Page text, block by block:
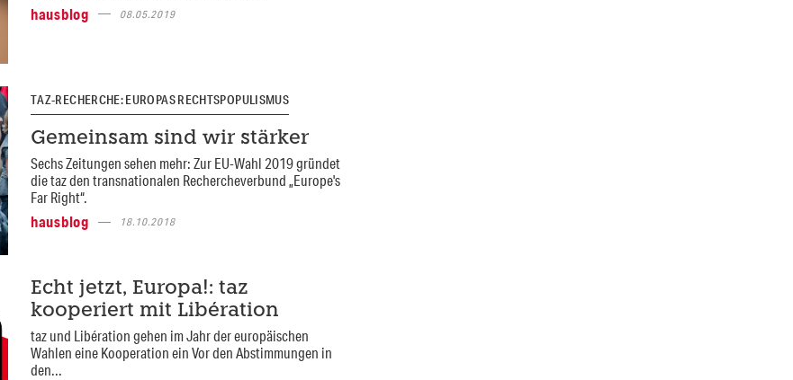
hausblog
08.05.2019
TAZ-RECHERCHE: EUROPAS RECHTSPOPULISMUS
Gemeinsam sind wir stärker
Sechs Zeitungen sehen mehr: Zur EU-Wahl 2019 gründet
die taz den transnationalen Rechercheverbund „Europe's
Far Right“.
hausblog
18.10.2018
Echt jetzt, Europa!: taz
kooperiert mit Libération
taz und Libération gehen im Jahr der europäischen
Wahlen eine Kooperation ein Vor den Abstimmungen in
den...